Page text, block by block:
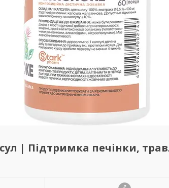
| Підтримка печінки,